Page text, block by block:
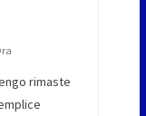
rimaste